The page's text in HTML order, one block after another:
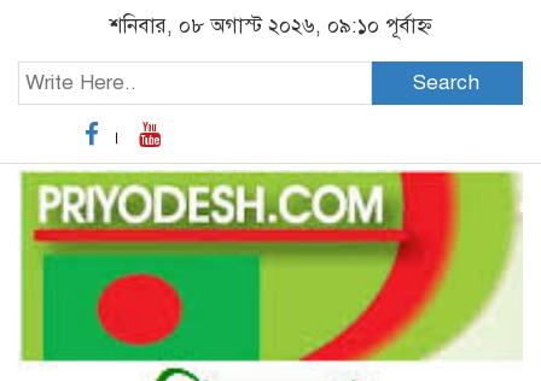
শনিবার, ০৮ অগাস্ট ২০২৬, ০৯:১০ পূর্বাহ্ন
Search